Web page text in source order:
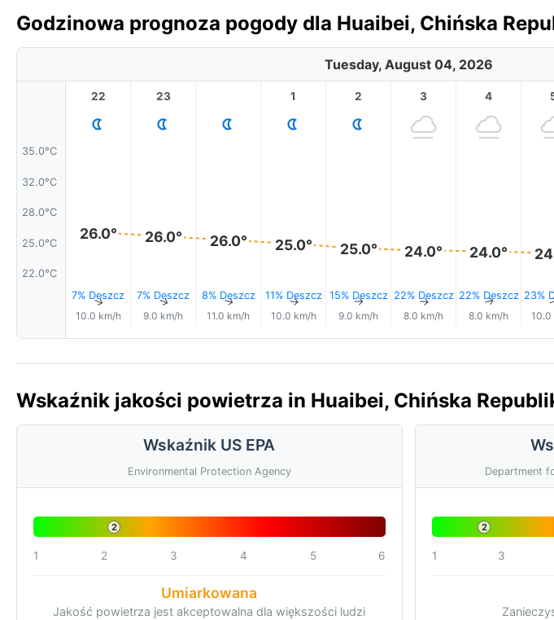
Godzinowa prognoza pogody dla Huaibei, Chińska
Tuesday, August 04, 2026
35.0°C
32.0°C
28.0°C
25.0°C
22.0°C
22
26.0°
7% Deszcz
↑
10.0 km/h
23
26.0°
7% Deszcz
↑
9.0 km/h
26.0°
8% Deszcz
↑
11.0 km/h
1
25.0°
11% Deszcz
↑
10.0 km/h
2
25.0°
15% Deszcz
↑
9.0 km/h
3
24.0°
22% Deszcz
↑
8.0 km/h
4
24.0°
22% Deszcz
↑
8.0 km/h
23%
10.0
Wskaźnik jakości powietrza in Huaibei, Chińska
Wskaźnik US EPA
Environmental Protection Agency
2
1 2 3 4 5 6
Umiarkowana
Jakość powietrza jest akceptowalna dla większości ludzi
Department
2
1 3